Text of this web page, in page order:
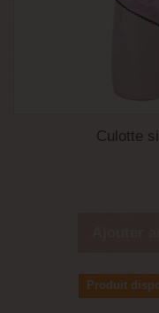
Culotte
Produit
(aucune image de